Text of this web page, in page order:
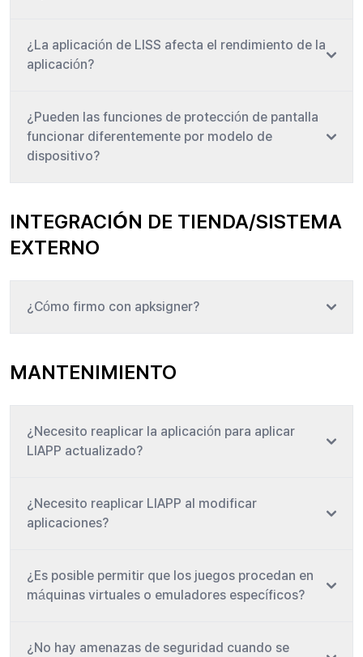
¿La aplicación de LISS afecta el rendimiento de la
aplicación?
¿Pueden las funciones de protección de pantalla
funcionar diferentemente por modelo de
dispositivo?
INTEGRACIÓN DE TIENDA/SISTEMA
EXTERNO
¿Cómo firmo con apksigner?
MANTENIMIENTO
¿Necesito reaplicar la aplicación para aplicar
LIAPP actualizado?
¿Necesito reaplicar LIAPP al modificar
aplicaciones?
¿Es posible permitir que los juegos procedan en
máquinas virtuales o emuladores específicos?
¿No hay amenazas de seguridad cuando se